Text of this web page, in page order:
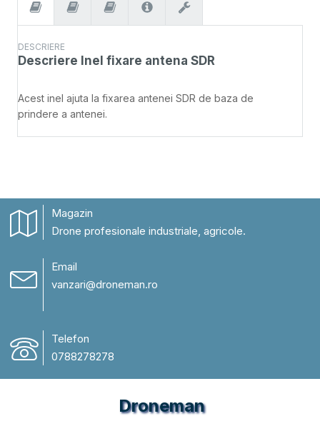
DESCRIERE
Descriere Inel fixare antena SDR
Acest inel ajuta la fixarea antenei SDR de baza de
prindere a antenei.
Magazin
Drone profesionale industriale, agricole.
Email
vanzari@droneman.ro
Telefon
0788278278
Droneman